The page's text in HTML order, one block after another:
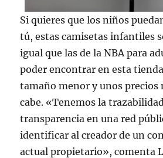
Si quieres que los niños
tú, estas camisetas infantiles
igual que las de la NBA para
poder encontrar en esta
tamaño menor y unos precios
cabe. «Tenemos la
transparencia en una red
identificar al creador de un
actual propietario», comenta